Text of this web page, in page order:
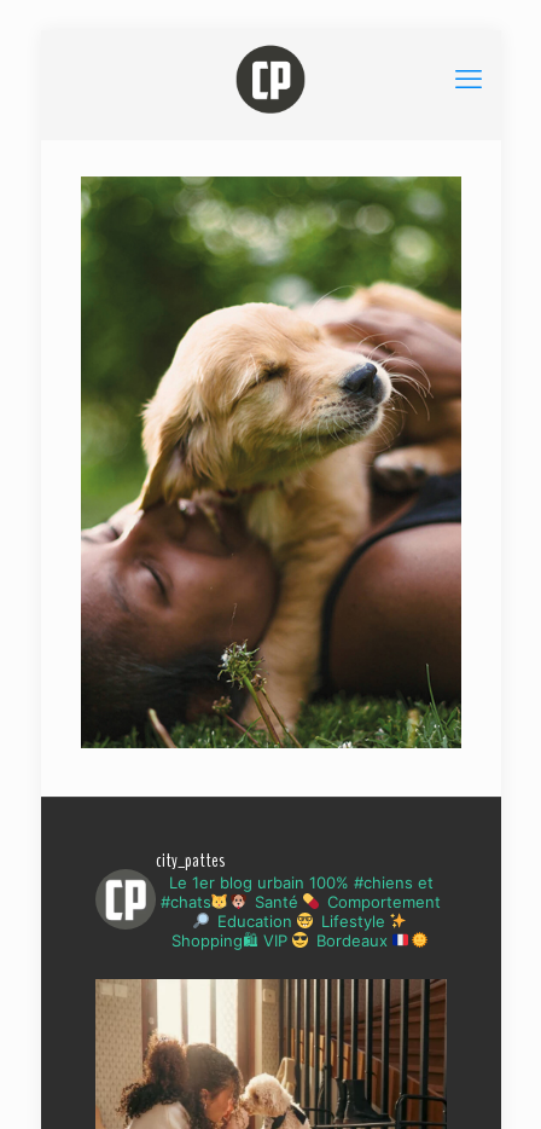
city_pattes
Le 1er blog urbain 100% #chiens et
#chats
Santé
Comportement
Education
Lifestyle
Shopping🛍 VIP
Bordeaux